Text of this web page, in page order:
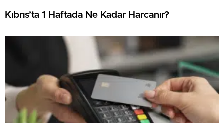
Kıbrıs’ta 1 Haftada Ne Kadar Harcanır?